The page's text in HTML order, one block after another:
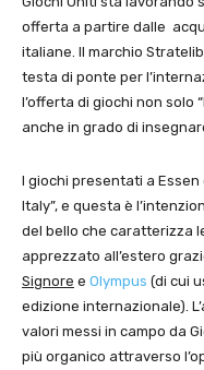
offerta a partire dalle
italiane. Il marchio
testa di ponte per
l’offerta di giochi non solo
anche in grado di
I giochi presentati a
Italy”, e questa è
del bello che caratterizza
apprezzato all’estero
Signore e Olympus (di cui
edizione internazionale).
valori messi in campo da
più organico attraverso